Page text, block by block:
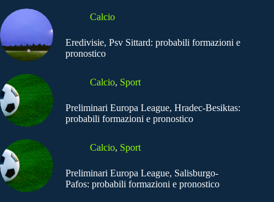
Calcio
Eredivisie, Psv Sittard: probabili formazioni e
pronostico
Calcio, Sport
Preliminari Europa League, Hradec-Besiktas:
probabili formazioni e pronostico
Calcio, Sport
Preliminari Europa League, Salisburgo-
Pafos: probabili formazioni e pronostico